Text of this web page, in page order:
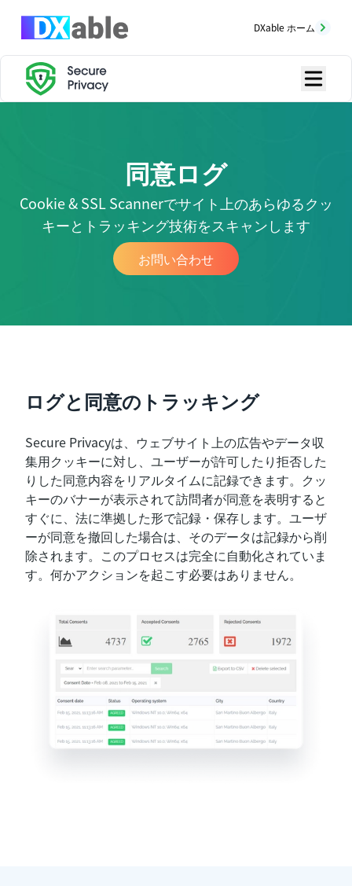
DXable ホーム
同意ログ
Cookie & SSL Scannerでサイト上のあらゆるクッ
キーとトラッキング技術をスキャンします
お問い合わせ
ログと同意のトラッキング
Secure Privacyは、ウェブサイト上の広告やデータ収
集用クッキーに対し、ユーザーが許可したり拒否した
りした同意内容をリアルタイムに記録できます。クッ
キーのバナーが表示されて訪問者が同意を表明すると
すぐに、法に準拠した形で記録・保存します。ユーザ
ーが同意を撤回した場合は、そのデータは記録から削
除されます。このプロセスは完全に自動化されていま
す。何かアクションを起こす必要はありません。